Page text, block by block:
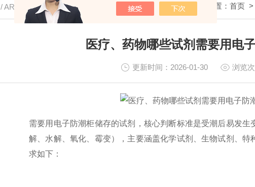
/ ARTICLE 我的位置： 首页 >
医疗、药物哪些试剂需要用电
更新时间：2026-01-30 浏览
需要用电子防潮柜储存的试剂，核心判断标准是受潮后易发生
解、水解、氧化、霉变），主要涵盖化学试剂、生物试剂、特
求如下：